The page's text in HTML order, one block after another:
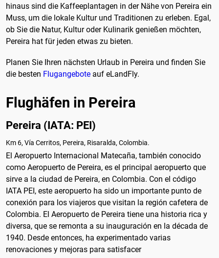
hinaus sind die Kaffeeplantagen in der Nähe von Pereira ein
Muss, um die lokale Kultur und Traditionen zu erleben. Egal,
ob Sie die Natur, Kultur oder Kulinarik genießen möchten,
Pereira hat für jeden etwas zu bieten.
Planen Sie Ihren nächsten Urlaub in Pereira und finden Sie
die besten Flugangebote auf eLandFly.
Flughäfen in Pereira
Pereira (IATA: PEI)
Km 6, Vía Cerritos, Pereira, Risaralda, Colombia.
El Aeropuerto Internacional Matecaña, también conocido
como Aeropuerto de Pereira, es el principal aeropuerto que
sirve a la ciudad de Pereira, en Colombia. Con el código
IATA PEI, este aeropuerto ha sido un importante punto de
conexión para los viajeros que visitan la región cafetera de
Colombia. El Aeropuerto de Pereira tiene una historia rica y
diversa, que se remonta a su inauguración en la década de
1940. Desde entonces, ha experimentado varias
renovaciones y mejoras para satisfacer